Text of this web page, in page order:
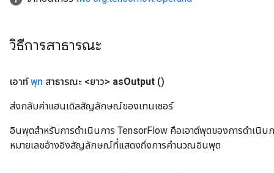
วิธีการสาธารณะ
เอาท์พุท สาธารณะ <ยาว> asOutput ()
ส่งกลับค่าแฮนเดิลสัญลักษณ์ของเทนเซอร์
อินพุตสำหรับการดำเนินการ TensorFlow คือเอาต์พุตของการดำเนิน
หมายเลขอ้างอิงสัญลักษณ์ที่แสดงถึงการคำนวณอินพุต